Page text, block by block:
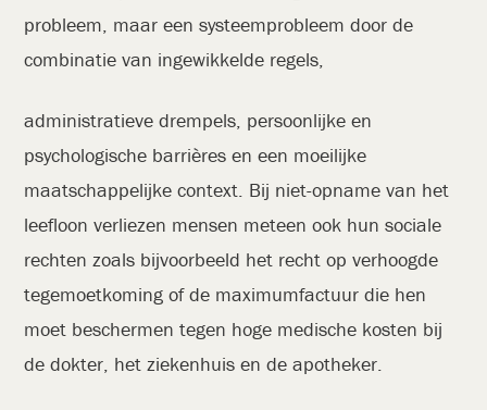
probleem, maar een systeemprobleem door de
combinatie van ingewikkelde regels,
administratieve drempels, persoonlijke en
psychologische barrières en een moeilijke
maatschappelijke context. Bij niet-opname van het
leefloon verliezen mensen meteen ook hun sociale
rechten zoals bijvoorbeeld het recht op verhoogde
tegemoetkoming of de maximumfactuur die hen
moet beschermen tegen hoge medische kosten bij
de dokter, het ziekenhuis en de apotheker.